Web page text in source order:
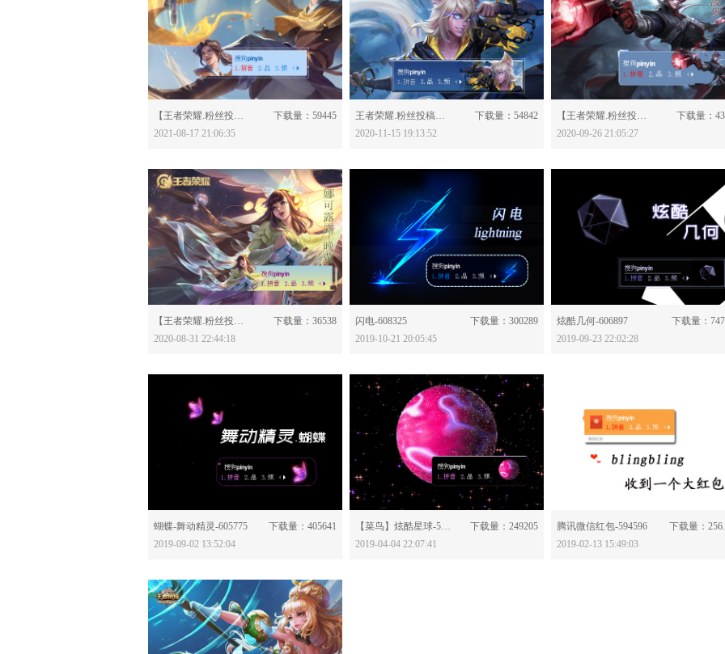
分享：
【王者荣耀.粉丝投稿】曜-李逍遥-620802
下载量：59445
2021-08-17 21:06:35
分享：
王者荣耀.粉丝投稿】百里玄策-原初追逐者-616885
下载量：54842
2020-11-15 19:13:52
分享：
【王者荣耀.粉丝投稿】马可波罗-暗影游猎-616089
下载量：
2020-09-26 21:05:27
分享：
【王者荣耀.粉丝投稿】娜可露露-晚萤-615693
下载量：36538
2020-08-31 22:44:18
闪电-608325
下载量：300289
2019-10-21 20:05:45
分享：
炫酷几何-606897
下载量：
2019-09-23 22:02:28
分享：
蝴蝶-舞动精灵-605775
下载量：405641
2019-09-02 13:52:04
分享：
【菜鸟】炫酷星球-597342
下载量：249205
2019-04-04 22:07:41
分享：
腾讯微信红包-594596
下载量：
2019-02-13 15:49:03